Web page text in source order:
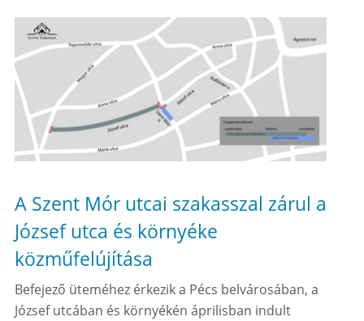
A Szent Mór utcai szakasszal zárul a
József utca és környéke
közműfelújítása
Befejező üteméhez érkezik a Pécs belvárosában, a
József utcában és környékén áprilisban indult